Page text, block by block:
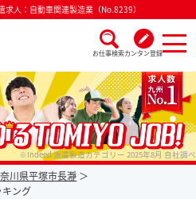
人：自動車関連製造業（No.8239）
お仕事検索カンタン登録
※Indeed 派遣製造カテゴリー 2025年8月 自社調べ
川県平塚市長瀞
キング